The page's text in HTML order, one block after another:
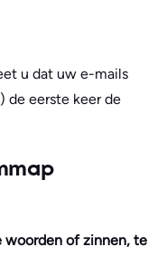
u dat uw e-mails
de eerste keer de
woorden of zinnen, te